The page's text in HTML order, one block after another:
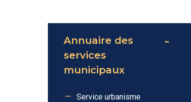
Annuaire des
services
municipaux
Service urbanisme